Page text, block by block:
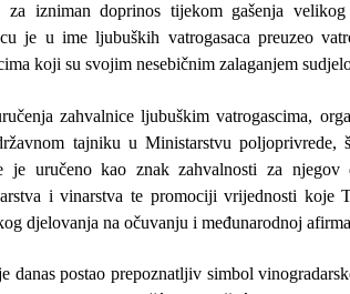
za izniman doprinos tijekom gašenja
je u ime ljubuških vatrogasaca preuzeo
koji su svojim nesebičnim zalaganjem
zahvalnice ljubuškim vatrogascima,
tajniku u Ministarstvu poljoprivrede,
je uručeno kao znak zahvalnosti za
i vinarstva te promociji vrijednosti koje
djelovanja na očuvanju i međunarodnoj
danas postao prepoznatljiv simbol